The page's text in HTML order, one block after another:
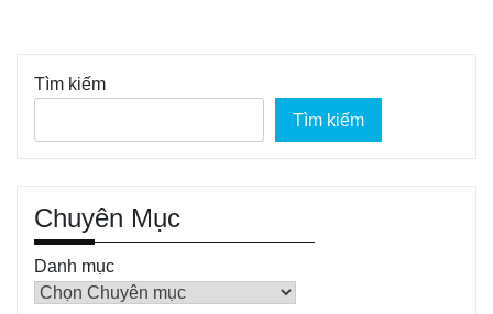
Tìm kiếm
Tìm kiếm
Chuyên Mục
Danh mục